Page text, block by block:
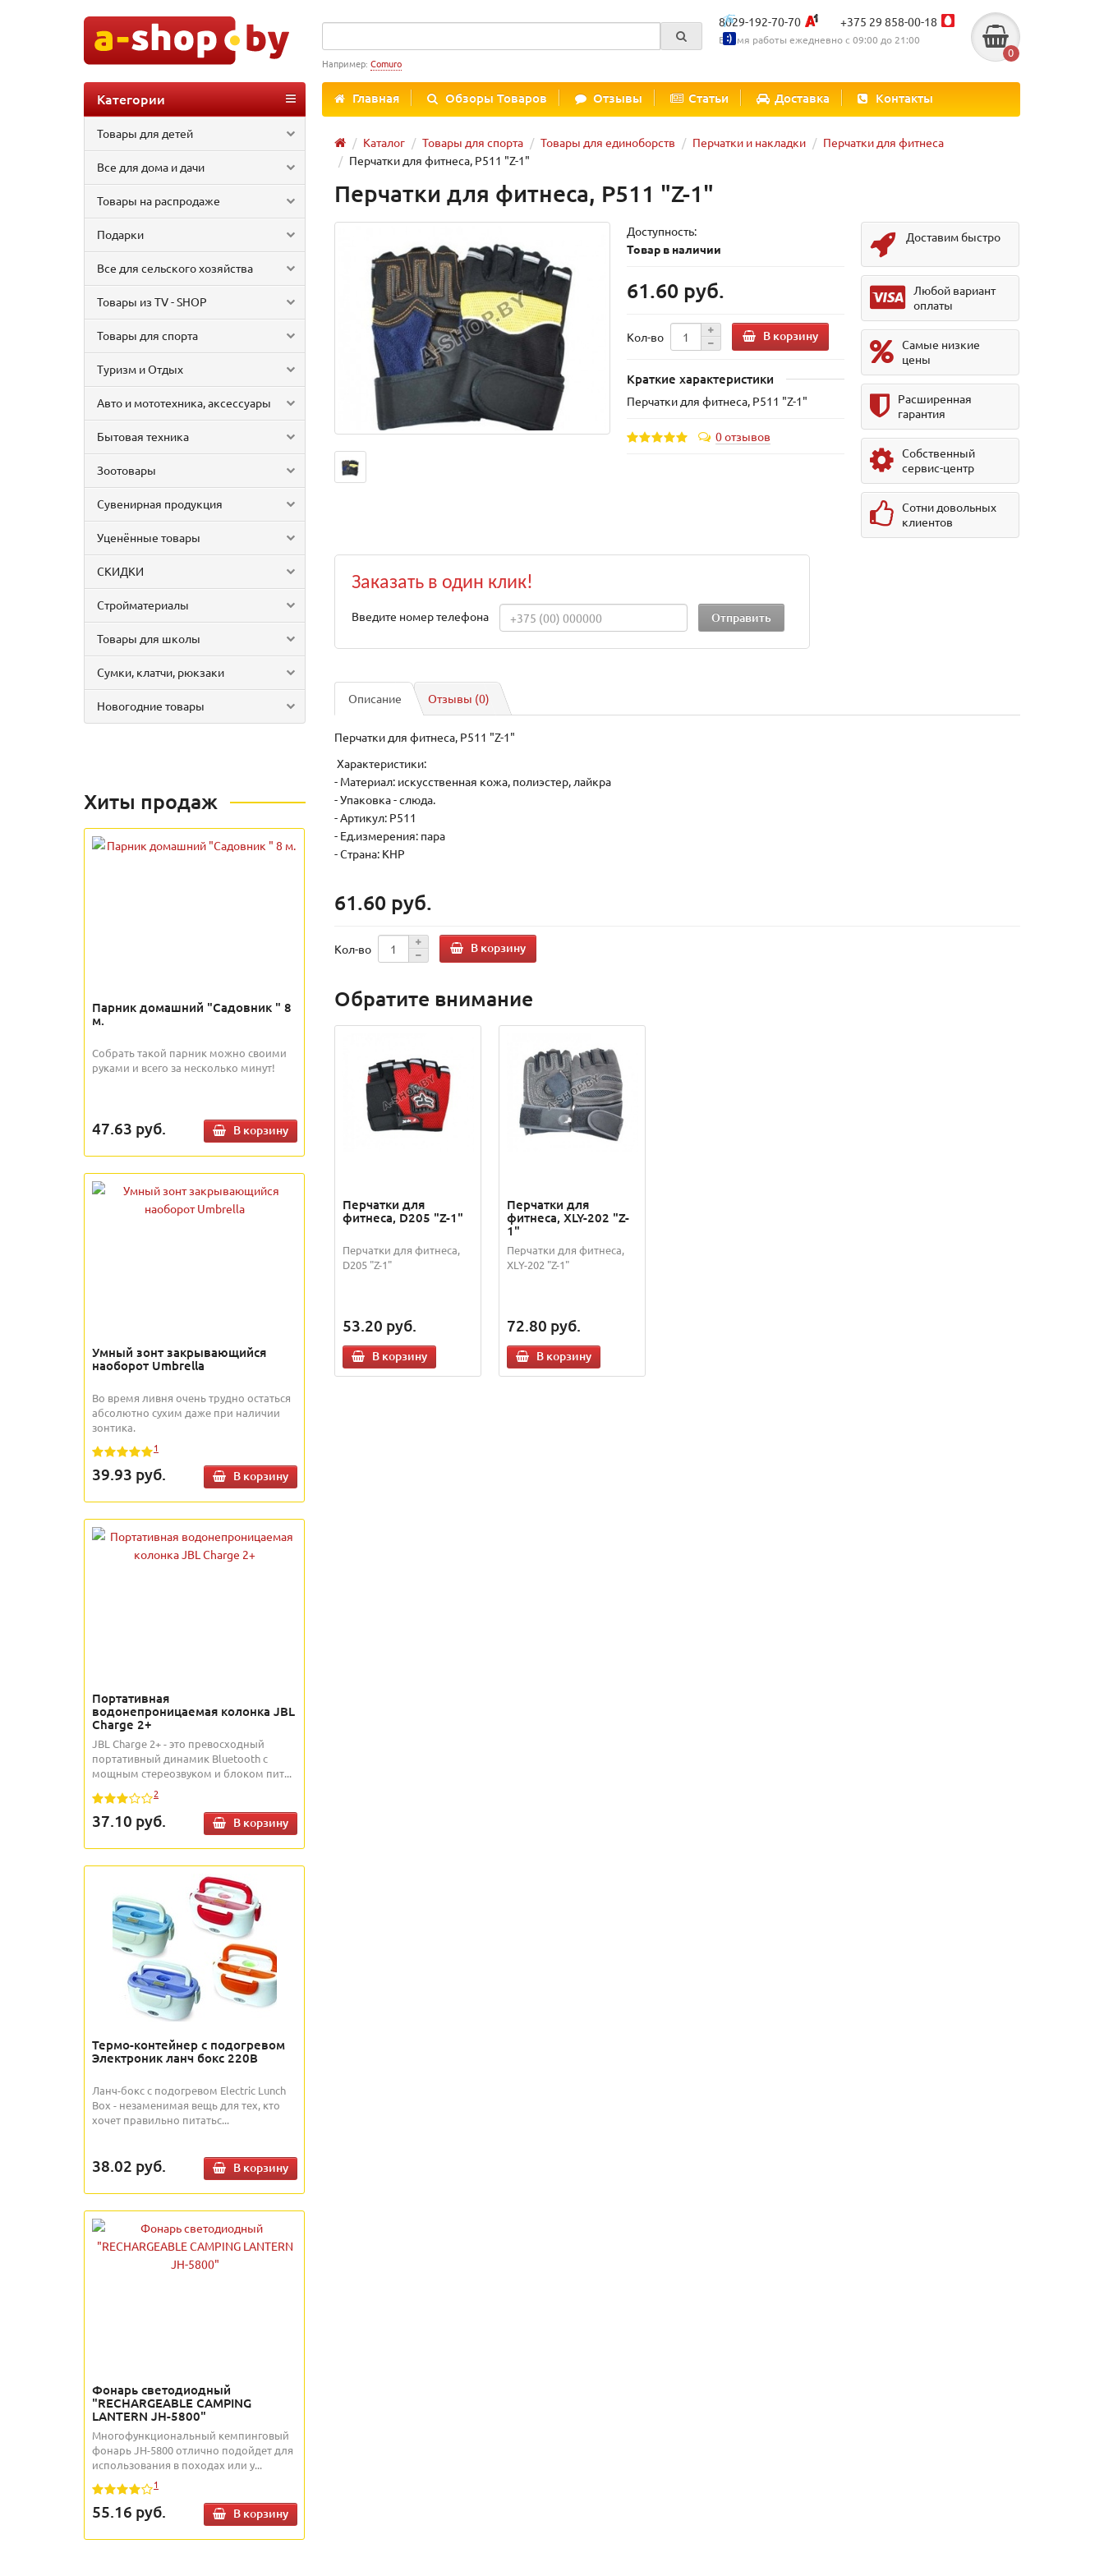
8029-192-70-70 +375 29 858-00-18
Время работы ежедневно с 09:00 до 21:00
0
Например: Comuro
Главная Обзоры Товаров Отзывы Статьи Доставка Контакты
Категории
Товары для детей
Все для дома и дачи
Товары на распродаже
Подарки
Все для сельского хозяйства
Товары из TV - SHOP
Товары для спорта
Туризм и Отдых
Авто и мототехника, аксессуары
Бытовая техника
Зоотовары
Сувенирная продукция
Уценённые товары
СКИДКИ
Стройматериалы
Товары для школы
Сумки, клатчи, рюкзаки
Новогодние товары
Каталог Товары для спорта Товары для единоборств Перчатки и накладки
Перчатки для фитнеса
Перчатки для фитнеса, P511 "Z-1"
Хиты продаж
Парник домашний "Садовник " 8
м.
Собрать такой парник можно своими
руками и всего за несколько минут!
47.63 руб. В корзину
Умный зонт закрывающийся
наоборот Umbrella
Во время ливня очень трудно остаться
абсолютно сухим даже при наличии
зонтика.
1
39.93 руб. В корзину
Портативная
водонепроницаемая колонка JBL
Charge 2+
JBL Charge 2+ - это превосходный
портативный динамик Bluetooth с
мощным стереозвуком и блоком пит...
2
37.10 руб. В корзину
Термо-контейнер с подогревом
Электроник ланч бокс 220В
Ланч-бокс с подогревом Electric Lunch
Box - незаменимая вещь для тех, кто
хочет правильно питатьс...
38.02 руб. В корзину
Фонарь светодиодный
"RECHARGEABLE CAMPING
LANTERN JH-5800"
Многофункциональный кемпинговый
фонарь JH-5800 отлично подойдет для
использования в походах или у...
1
55.16 руб. В корзину
Перчатки для фитнеса, P511 "Z-1"
Доступность:
Товар в наличии
61.60 руб.
Кол-во В корзину
Краткие характеристики
Перчатки для фитнеса, P511 "Z-1"
0 отзывов
Доставим быстро
Любой вариант
оплаты
Самые низкие
цены
Расширенная
гарантия
Собственный
сервис-центр
Сотни довольных
клиентов
Заказать в один клик!
Введите номер телефона
Описание Отзывы (0)
Перчатки для фитнеса, P511 "Z-1"
Характеристики:
- Материал: искусственная кожа, полиэстер, лайкра
- Упаковка - слюда.
- Артикул: P511
- Ед.измерения: пара
- Страна: КНР
61.60 руб.
Кол-во В корзину
Обратите внимание
Перчатки для
фитнеса, D205 "Z-1"
Перчатки для фитнеса,
D205 "Z-1"
53.20 руб.
В корзину
Перчатки для
фитнеса, XLY-202 "Z-
1"
Перчатки для фитнеса,
XLY-202 "Z-1"
72.80 руб.
В корзину